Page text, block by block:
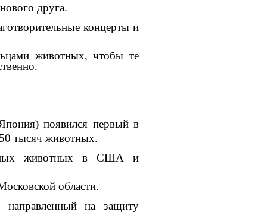
друга.
концерты и
животных, чтобы те
появился первый в
тысяч животных.
животных в США и
области.
на защиту